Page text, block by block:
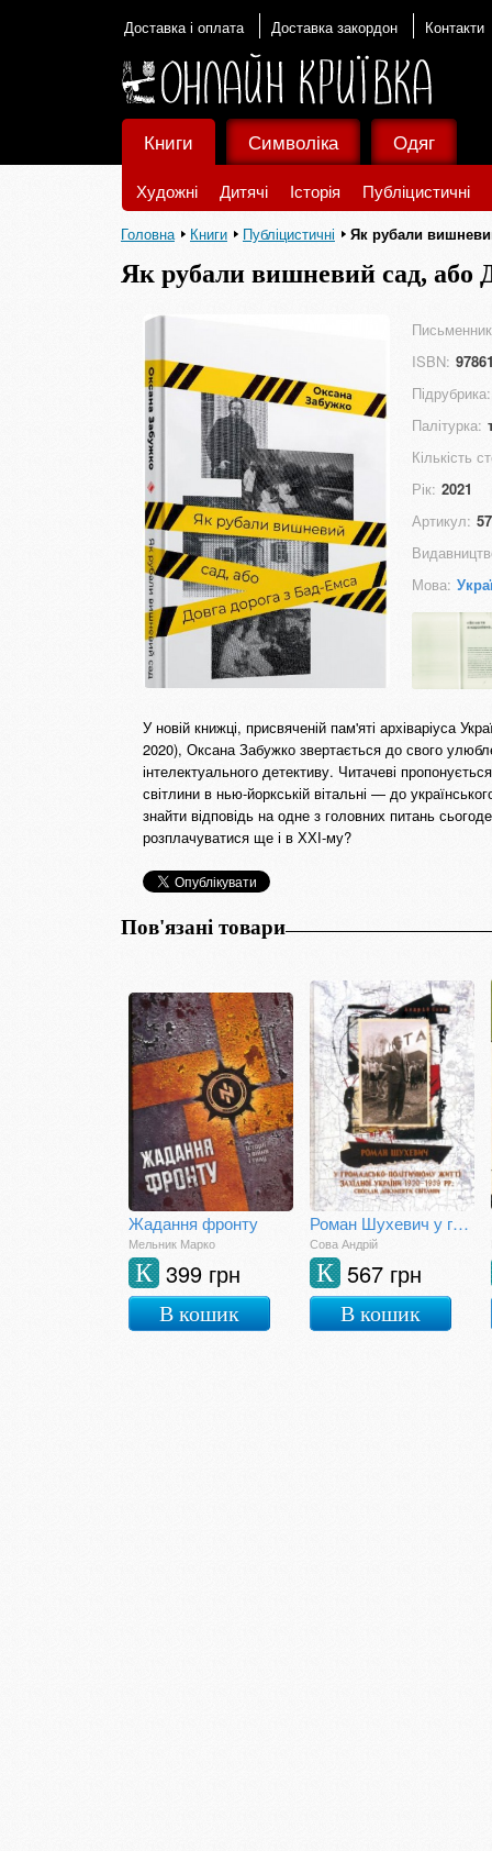
Доставка і оплата Доставка закордон Контакти
Книги
Художні Дитячі Історія Публіцистичні
Символіка Одяг
Головна Книги Публіцистичні Як рубали
Як рубали вишневий сад, або
ISBN:
Підрубрика:
Палітурка:
Кількість
Рік: 2021
Артикул:
Мова:
У новій книжці, присвяченій пам'яті архіваріуса
2020), Оксана Забужко звертається до свого
інтелектуального детективу. Читачеві
світлини в нью-йоркській вітальні — до
знайти відповідь на одне з головних питань
розплачуватися ще і в ХХІ-му?
Пов'язані товари
Жадання фронту
Мельник Марко
399 грн
К
В кошик
Роман Шухевич у громадсько-політичному житті Західної України 1920-1939 рр.: спогади, документи, світлини
Сова Андрій
567 грн
К
В кошик